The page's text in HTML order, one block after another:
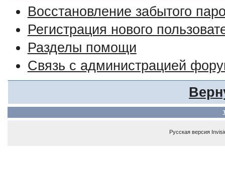
Восстановление забытого
Регистрация нового
Разделы помощи
Связь с администрацией
Русская версия